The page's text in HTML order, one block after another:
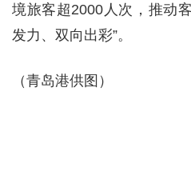
境旅客超2000人次，推动
发力、双向出彩”。
（青岛港供图）